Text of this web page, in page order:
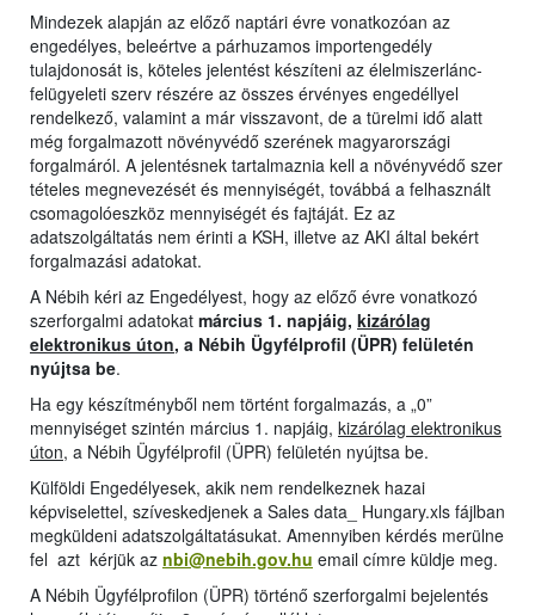
Mindezek alapján az előző naptári évre vonatkozóan az
engedélyes, beleértve a párhuzamos importengedély
tulajdonosát is, köteles jelentést készíteni az élelmiszerlánc-
felügyeleti szerv részére az összes érvényes engedéllyel
rendelkező, valamint a már visszavont, de a türelmi idő alatt
még forgalmazott növényvédő szerének magyarországi
forgalmáról. A jelentésnek tartalmaznia kell a növényvédő szer
tételes megnevezését és mennyiségét, továbbá a felhasznált
csomagolóeszköz mennyiségét és fajtáját. Ez az
adatszolgáltatás nem érinti a KSH, illetve az AKI által bekért
forgalmazási adatokat.
A Nébih kéri az Engedélyest, hogy az előző évre vonatkozó
szerforgalmi adatokat március 1. napjáig, kizárólag
elektronikus úton, a Nébih Ügyfélprofil (ÜPR) felületén
nyújtsa be.
Ha egy készítményből nem történt forgalmazás, a „0”
mennyiséget szintén március 1. napjáig, kizárólag elektronikus
úton, a Nébih Ügyfélprofil (ÜPR) felületén nyújtsa be.
Külföldi Engedélyesek, akik nem rendelkeznek hazai
képviselettel, szíveskedjenek a Sales data_ Hungary.xls fájlban
megküldeni adatszolgáltatásukat. Amennyiben kérdés merülne
fel azt kérjük az nbi@nebih.gov.hu email címre küldje meg.
A Nébih Ügyfélprofilon (ÜPR) történő szerforgalmi bejelentés